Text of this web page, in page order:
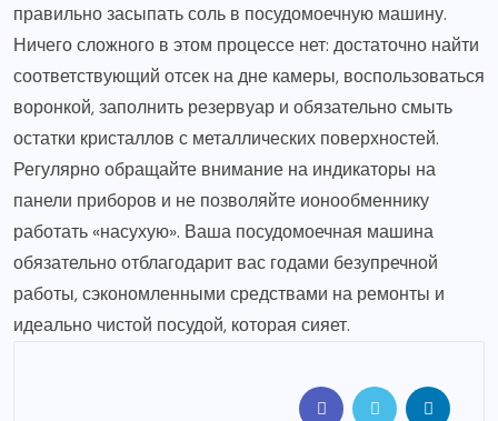
правильно засыпать соль в посудомоечную машину.
Ничего сложного в этом процессе нет: достаточно найти
соответствующий отсек на дне камеры, воспользоваться
воронкой, заполнить резервуар и обязательно смыть
остатки кристаллов с металлических поверхностей.
Регулярно обращайте внимание на индикаторы на
панели приборов и не позволяйте ионообменнику
работать «насухую». Ваша посудомоечная машина
обязательно отблагодарит вас годами безупречной
работы, сэкономленными средствами на ремонты и
идеально чистой посудой, которая сияет.